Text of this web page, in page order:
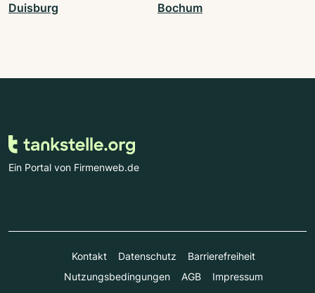
Duisburg Bochum
Ein Portal von Firmenweb.de
Kontakt Datenschutz
Barrierefreiheit
Nutzungsbedingungen
AGB Impressum